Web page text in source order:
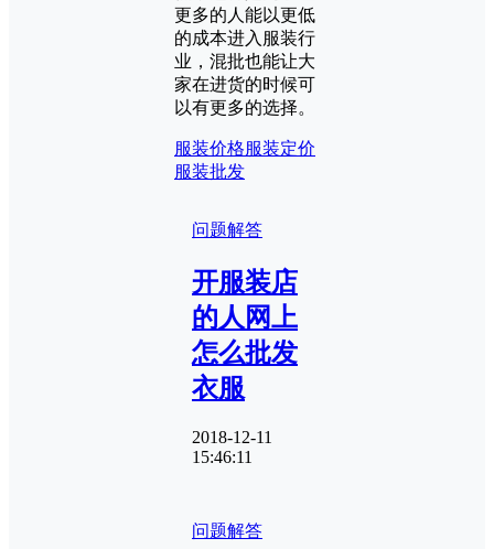
更多的人能以更低
的成本进入服装行
业，混批也能让大
家在进货的时候可
以有更多的选择。
服装价格服装定价
服装批发
问题解答
开服装店
的人网上
怎么批发
衣服
2018-12-11
15:46:11
问题解答